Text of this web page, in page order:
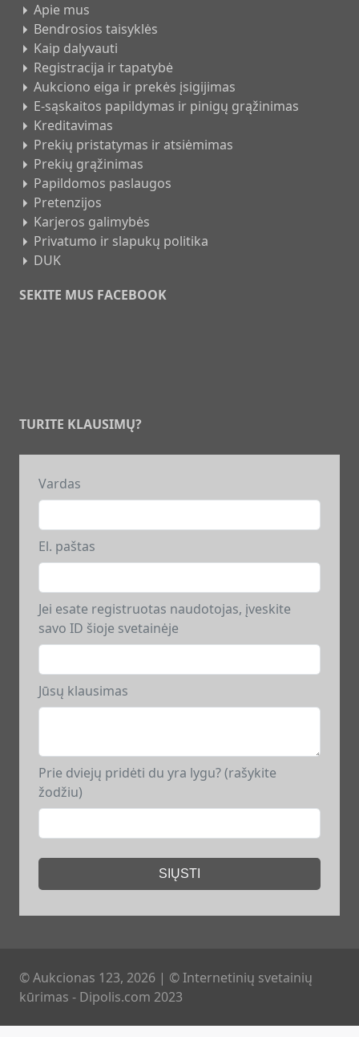
Apie mus
Bendrosios taisyklės
Kaip dalyvauti
Registracija ir tapatybė
Aukciono eiga ir prekės įsigijimas
E-sąskaitos papildymas ir pinigų grąžinimas
Kreditavimas
Prekių pristatymas ir atsiėmimas
Prekių grąžinimas
Papildomos paslaugos
Pretenzijos
Karjeros galimybės
Privatumo ir slapukų politika
DUK
SEKITE MUS FACEBOOK
TURITE KLAUSIMŲ?
Vardas
El. paštas
Jei esate registruotas naudotojas, įveskite
savo ID šioje svetainėje
Jūsų klausimas
Prie dviejų pridėti du yra lygu? (rašykite
žodžiu)
SIŲSTI
© Aukcionas 123, 2026 | © Internetinių svetainių
kūrimas - Dipolis.com 2023